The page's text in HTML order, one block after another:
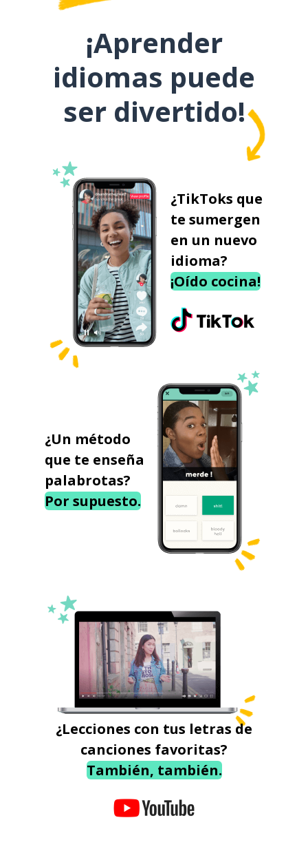
¡Aprender
idiomas puede
ser divertido!
¿TikToks que
te sumergen
en un nuevo
idioma?
¡Oído cocina!
¿Un método
que te enseña
palabrotas?
Por supuesto.
¿Lecciones con tus letras de
canciones favoritas?
También, también.